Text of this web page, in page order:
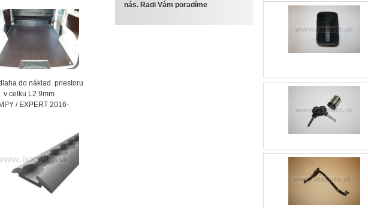
nás. Radi Vám poradíme
do náklad. priestoru
L2 9mm
/ EXPERT 2016-